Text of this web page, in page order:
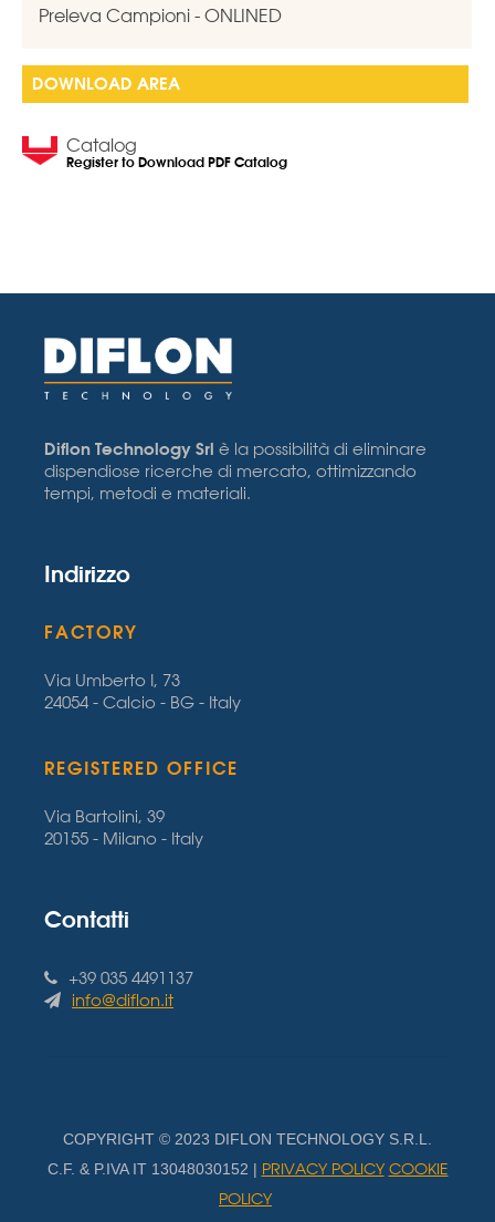
Preleva Campioni - ONLINED
DOWNLOAD AREA
Catalog
Register to Download PDF Catalog
Diflon Technology Srl è la possibilità di eliminare
dispendiose ricerche di mercato, ottimizzando
tempi, metodi e materiali.
Indirizzo
FACTORY
Via Umberto I, 73
24054 - Calcio - BG - Italy
REGISTERED OFFICE
Via Bartolini, 39
20155 - Milano - Italy
Contatti
+39 035 4491137
info@diflon.it
COPYRIGHT © 2023 DIFLON TECHNOLOGY S.R.L.
C.F. & P.IVA IT 13048030152 | PRIVACY POLICY COOKIE
POLICY